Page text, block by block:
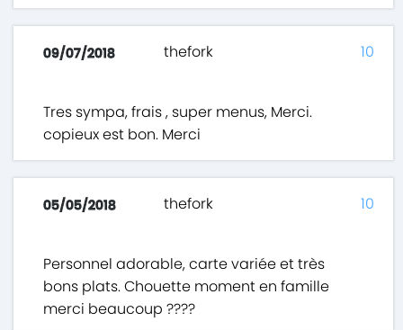
09/07/2018 thefork
Tres sympa, frais , super menus, Merci.
copieux est bon. Merci
10
05/05/2018 thefork
Personnel adorable, carte variée et très
bons plats. Chouette moment en famille
merci beaucoup ????
10